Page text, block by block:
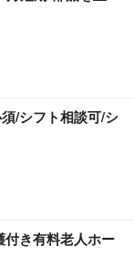
/シフト相談可/シ
付き有料老人ホー